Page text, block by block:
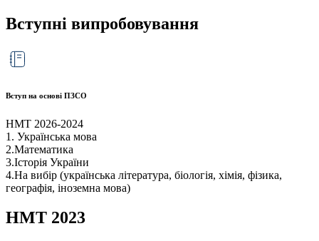
Вступні випробовування
Вступ на основі ПЗСО
НМТ 2026-2024
1. Українська мова
2.Математика
3.Історія України
4.На вибір (українська література, біологія, хімія, фізика,
географія, іноземна мова)
НМТ 2023